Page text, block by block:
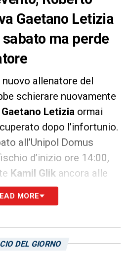
Gaetano Letizia
ma perde
nuovo allenatore del
schierare nuovamente
Gaetano Letizia ormai
dopo l’infortunio.
all’Unipol Domus
d’inizio ore 14:00,
Kamil Glik ancora alle
al ginocchio.
MORE
DEL GIORNO